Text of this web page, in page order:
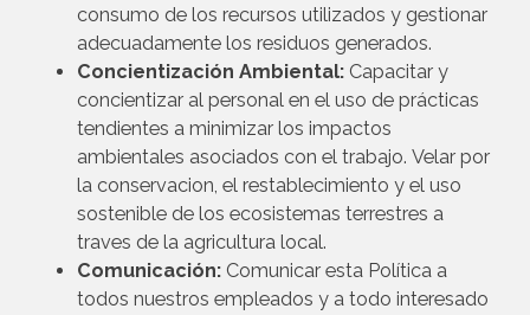
consumo de los recursos utilizados y gestionar
adecuadamente los residuos generados.
Concientización Ambiental: Capacitar y
concientizar al personal en el uso de prácticas
tendientes a minimizar los impactos
ambientales asociados con el trabajo. Velar por
la conservacion, el restablecimiento y el uso
sostenible de los ecosistemas terrestres a
traves de la agricultura local.
Comunicación: Comunicar esta Política a
todos nuestros empleados y a todo interesado